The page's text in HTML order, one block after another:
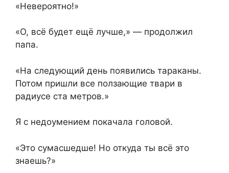
«Невероятно!»
«О, всё будет ещё лучше,» — продолжил
папа.
«На следующий день появились тараканы.
Потом пришли все ползающие твари в
радиусе ста метров.»
Я с недоумением покачала головой.
«Это сумасшедше! Но откуда ты всё это
знаешь?»